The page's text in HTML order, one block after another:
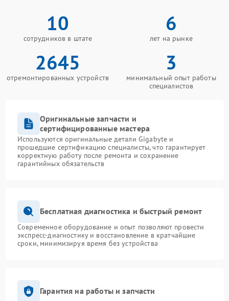
10
сотрудников в штате
6
лет на рынке
2645
отремонтированных устройств
3
минимальный опыт работы
специалистов
Оригинальные запчасти и
сертифицированные мастера
Используются оригинальные детали Gigabyte и
прошедшие сертификацию специалисты, что гарантирует
корректную работу после ремонта и сохранение
гарантийных обязательств
Бесплатная диагностика и быстрый ремонт
Современное оборудование и опыт позволяют провести
экспресс-диагностику и восстановление в кратчайшие
сроки, минимизируя время без устройства
Гарантия на работы и запчасти